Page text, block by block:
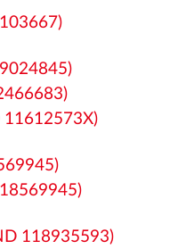
11612573X)
118935593)